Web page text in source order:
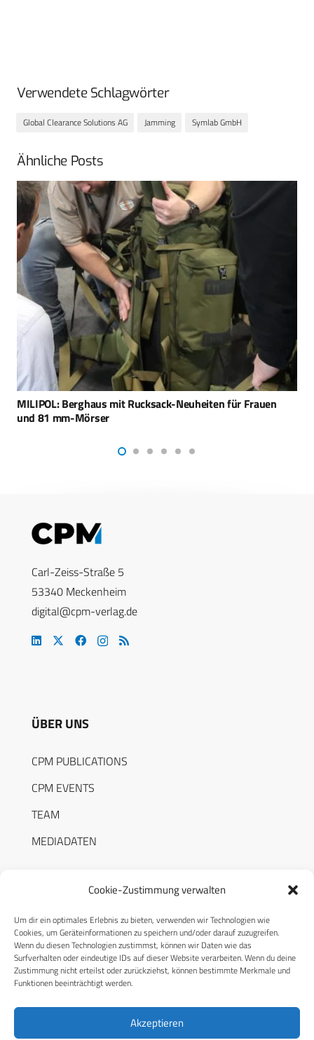
Cookie-Zustimmung verwalten
Um dir ein optimales Erlebnis zu bieten, verwenden wir Technologien wie
Cookies, um Geräteinformationen zu speichern und/oder darauf zuzugreifen.
Wenn du diesen Technologien zustimmst, können wir Daten wie das
Surfverhalten oder eindeutige IDs auf dieser Website verarbeiten. Wenn du deine
Zustimmung nicht erteilst oder zurückziehst, können bestimmte Merkmale und
Funktionen beeinträchtigt werden.
Akzeptieren
Verwendete Schlagwörter
Global Clearance Solutions AG Jamming Symlab GmbH
Ähnliche Posts
GCS erwirbt Mehrheits­beteiligung an Jamming-Spezialisten
Carl-Zeiss-Straße 5
53340 Meckenheim
digital@cpm-verlag.de
ÜBER UNS
CPM PUBLICATIONS
CPM EVENTS
TEAM
MEDIADATEN
RECHTLICHES
Datenschutzerklärung
Cookie-Richtlinie (EU)